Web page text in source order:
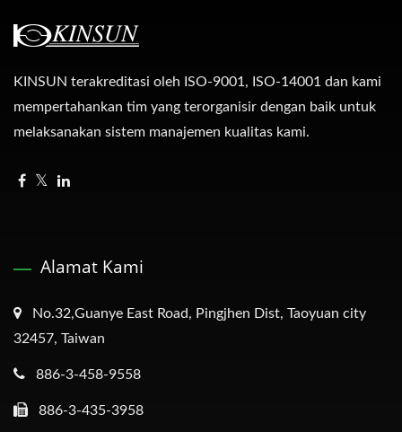
KINSUN terakreditasi oleh ISO-9001, ISO-14001 dan kami
mempertahankan tim yang terorganisir dengan baik untuk
melaksanakan sistem manajemen kualitas kami.
Alamat Kami
No.32,Guanye East Road, Pingjhen Dist, Taoyuan city
32457, Taiwan
886-3-458-9558
886-3-435-3958